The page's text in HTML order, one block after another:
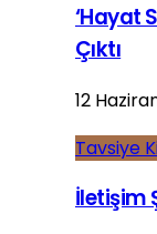
‘Hayat
Çıktı
12
Tavsiye
İletişim